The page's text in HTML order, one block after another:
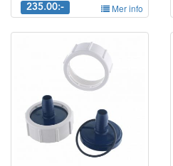
235.00:- Mer info